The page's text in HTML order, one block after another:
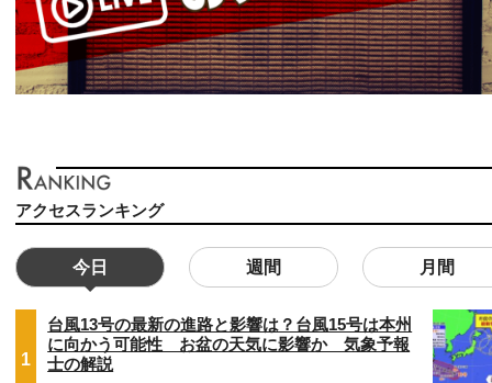
アクセスランキング
今日 週間 月間
1
台風13号の最新の進路と影響は？台風15号は本州
に向かう可能性 お盆の天気に影響か 気象予報
士の解説